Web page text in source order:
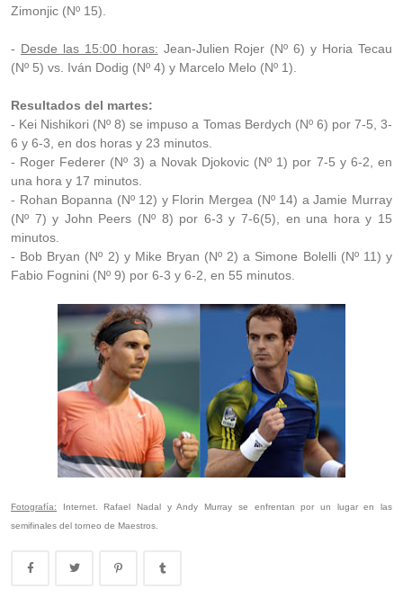
Zimonjic (Nº 15).
- Desde las 15:00 horas: Jean-Julien Rojer (Nº 6) y Horia Tecau
(Nº 5) vs. Iván Dodig (Nº 4) y Marcelo Melo (Nº 1).
Resultados del martes:
- Kei Nishikori (Nº 8) se impuso a Tomas Berdych (Nº 6) por 7-5, 3-
6 y 6-3, en dos horas y 23 minutos.
- Roger Federer (Nº 3) a Novak Djokovic (Nº 1) por 7-5 y 6-2, en
una hora y 17 minutos.
- Rohan Bopanna (Nº 12) y Florin Mergea (Nº 14) a Jamie Murray
(Nº 7) y John Peers (Nº 8) por 6-3 y 7-6(5), en una hora y 15
minutos.
- Bob Bryan (Nº 2) y Mike Bryan (Nº 2) a Simone Bolelli (Nº 11) y
Fabio Fognini (Nº 9) por 6-3 y 6-2, en 55 minutos.
Fotografía: Internet. Rafael Nadal y Andy Murray se enfrentan por un lugar en las
semifinales del torneo de Maestros.